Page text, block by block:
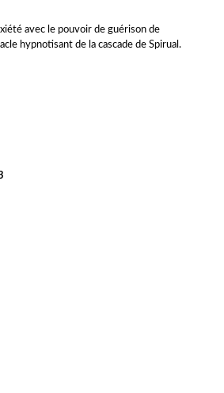
avec le pouvoir de guérison de
hypnotisant de la cascade de Spirual.